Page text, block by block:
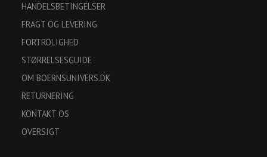
HANDELSBETINGELSER
FRAGT OG LEVERING
FORTROLIGHED
STØRRELSESGUIDE
OM BOERNSUNIVERS.DK
RETURNERING
KONTAKT OS
OVERSIGT